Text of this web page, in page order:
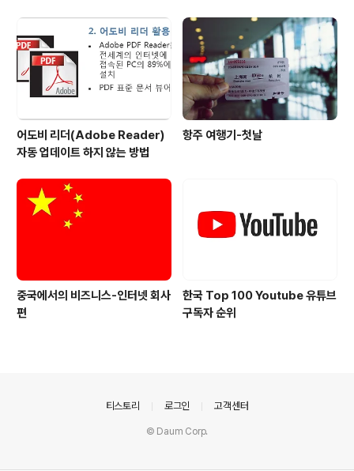
어도비 리더(Adobe Reader)
자동 업데이트 하지 않는 방법
항주 여행기-첫날
중국에서의 비즈니스-인터넷 회사
편
한국 Top 100 Youtube 유튜브
구독자 순위
티스토리 로그인 고객센터
© Daum Corp.